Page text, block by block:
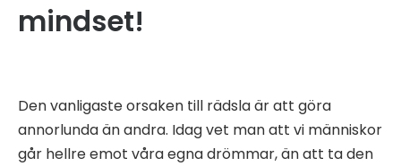
mindset!
Den vanligaste orsaken till rädsla är att göra
annorlunda än andra. Idag vet man att vi människor
går hellre emot våra egna drömmar, än att ta den